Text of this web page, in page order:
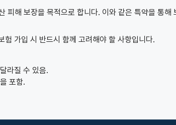
피해 보장을 목적으로 합니다. 이와 같은 특약을 통해
가입 시 반드시 함께 고려해야 할 사항입니다.
라질 수 있음.
포함.